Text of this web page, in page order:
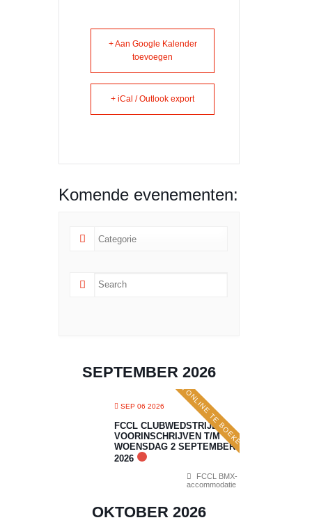
+ Aan Google Kalender
toevoegen
+ iCal / Outlook export
Komende evenementen:
SEPTEMBER 2026
SEP 06 2026 ONLINE TE BOEKEN
FCCL CLUBWEDSTRIJD 5:
VOORINSCHRIJVEN T/M
WOENSDAG 2 SEPTEMBER
2026
FCCL BMX-
accommodatie
OKTOBER 2026